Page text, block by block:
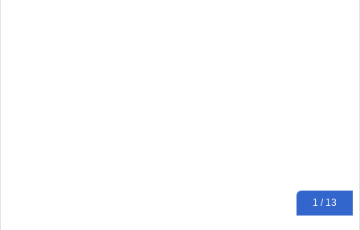
1 / 13